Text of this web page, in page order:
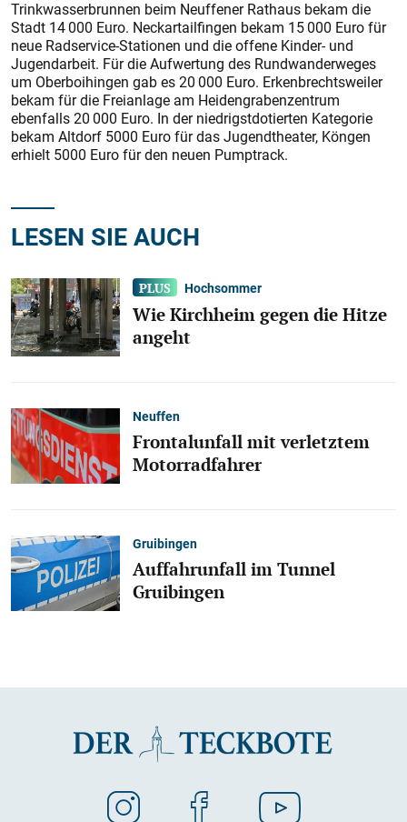
Trinkwasserbrunnen beim Neuffener Rathaus bekam die
Stadt 14 000 Euro. Neckartailfingen bekam 15 000 Euro für
neue Radservice-Stationen und die offene Kinder- und
Jugendarbeit. Für die Aufwertung des Rundwanderweges
um Oberboihingen gab es 20 000 Euro. Erkenbrechtsweiler
bekam für die Freianlage am Heidengrabenzentrum
ebenfalls 20 000 Euro. In der niedrigstdotierten Kategorie
bekam Altdorf 5000 Euro für das Jugendtheater, Köngen
erhielt 5000 Euro für den neuen Pumptrack.
LESEN SIE AUCH
Hochsommer
Wie Kirchheim gegen die Hitze
angeht
Neuffen
Frontalunfall mit verletztem
Motorradfahrer
Gruibingen
Auffahrunfall im Tunnel
Gruibingen